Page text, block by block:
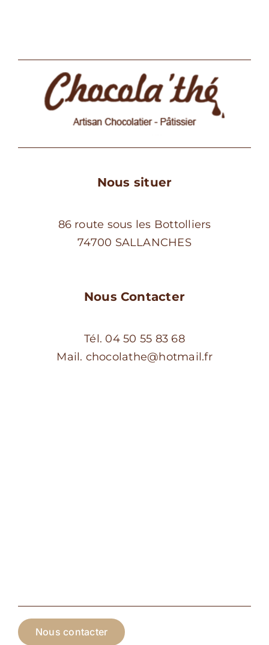
Nous situer
86 route sous les Bottolliers
74700 SALLANCHES
Nous Contacter
Tél. 04 50 55 83 68
Mail. chocolathe@hotmail.fr
Nous contacter